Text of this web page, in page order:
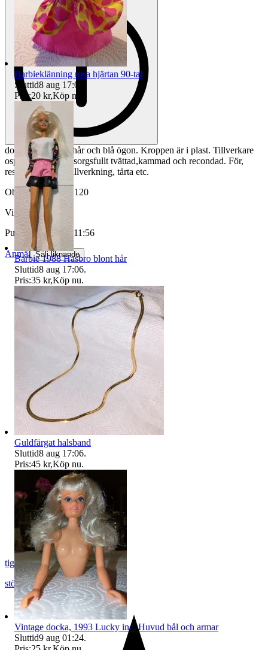
docka, med blont hår och blå ögon. Kroppen är i plast. Tillverkare
ospecificerad. Omsorgsfullt tvättad,kammad och recondad. För,
reservdel eller nytillverkning, tårta etc.
Objektnr 726 739 120
Visningar
149
Publicerad
13 apr 11:56
Anmäl Sälj liknande
tigrisbambi
stöllet,Sverige
Barbieklänning rosa hjärtan 90-tal
Sluttid8 aug 17:05
Pris:20 kr,Köp nu
Barbie 1988 Hasbro blont hår
Sluttid8 aug 17:06.
Pris:35 kr,Köp nu.
Guldfärgat halsband
Sluttid8 aug 17:06.
Pris:45 kr,Köp nu.
Vintage docka, 1993 Lucky inc. Huvud bål och armar
Sluttid9 aug 01:24.